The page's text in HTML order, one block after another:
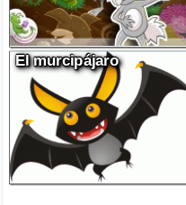
El murcipájaro